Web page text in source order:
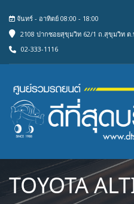
จันทร์ - อาทิตย์ 08:00 - 18:00
2108 ปากซอยสุขุมวิท 62/1 ถ.สุขุมวิท ต.
02-333-1116
TOYOTA